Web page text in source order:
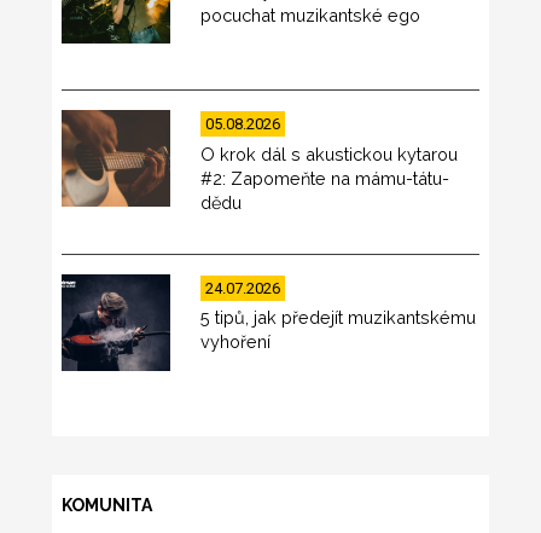
pocuchat muzikantské ego
05.08.2026
O krok dál s akustickou kytarou
#2: Zapomeňte na mámu-tátu-
dědu
24.07.2026
5 tipů, jak předejít muzikantskému
vyhoření
KOMUNITA